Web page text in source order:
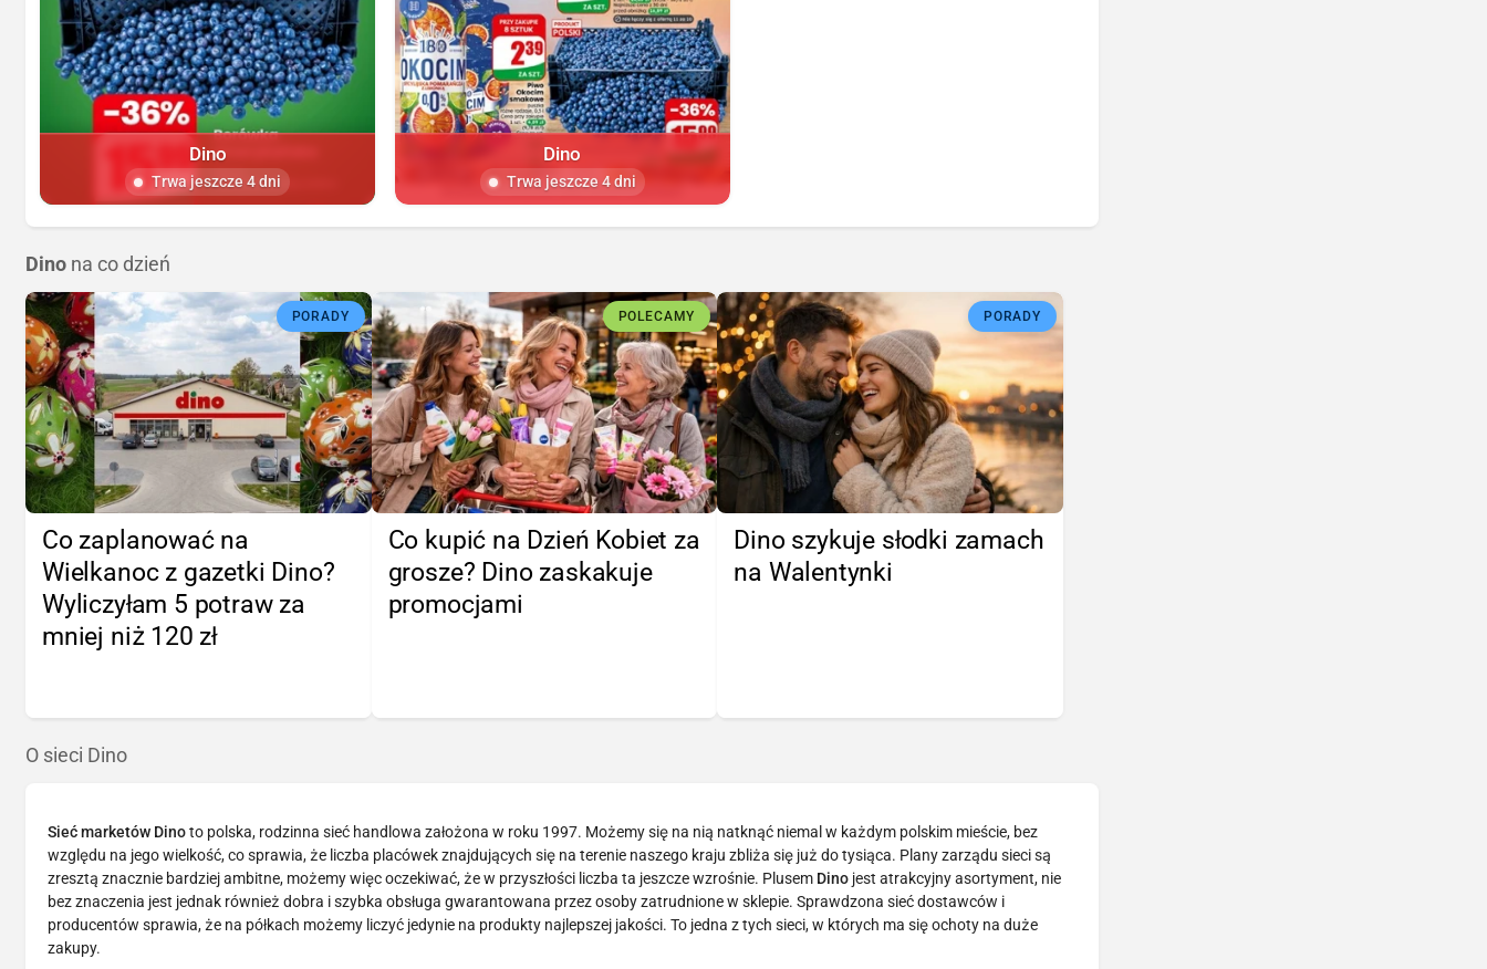
Dino
Trwa jeszcze 4 dni
Dino
Trwa jeszcze 4 dni
Dino na co dzień
PORADY
Co zaplanować na
Wielkanoc z gazetki Dino?
Wyliczyłam 5 potraw za
mniej niż 120 zł
POLECAMY
Co kupić na Dzień Kobiet za
grosze? Dino zaskakuje
promocjami
PORADY
Dino szykuje słodki zamach
na Walentynki
O sieci Dino
Sieć marketów Dinoto polska, rodzinna sieć handlowa założona w roku 1997. Możemy się na nią natknąć niemal w każdym polskim mieście, bez
względu na jego wielkość, co sprawia, że liczba placówek znajdujących się na terenie naszego kraju zbliża się już do tysiąca. Plany zarządu sieci są
zresztą znacznie bardziej ambitne, możemy więc oczekiwać, że w przyszłości liczba ta jeszcze wzrośnie. Plusem Dino jest atrakcyjny asortyment, nie
bez znaczenia jest jednak również dobra i szybka obsługa gwarantowana przez osoby zatrudnione w sklepie. Sprawdzona sieć dostawców i
producentów sprawia, że na półkach możemy liczyć jedynie na produkty najlepszej jakości. To jedna z tych sieci, w których ma się ochoty na duże
zakupy.